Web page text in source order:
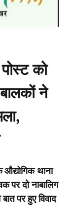
को
ने
थाना
पर दो नाबालिग
पर हुए विवाद